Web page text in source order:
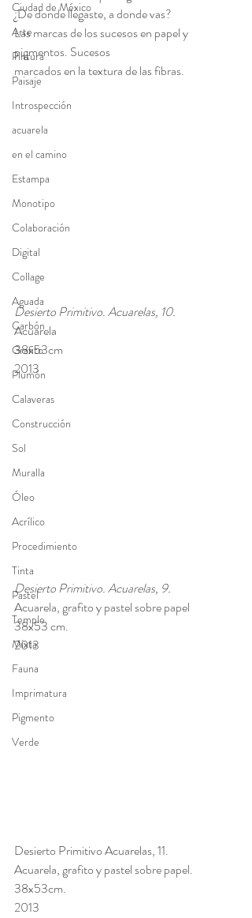
Ciudad de México
Arte
Pintura
Paisaje
Introspección
acuarela
en el camino
Estampa
Monotipo
Colaboración
Digital
Collage
Aguada
Carbón
Grafito
Plumón
Calaveras
Construcción
Sol
Muralla
Óleo
Acrílico
Procedimiento
Tinta
Pastel
Temple
Mixta
Fauna
Imprimatura
Pigmento
Verde
¿De donde llegaste, a donde vas?
Las marcas de los sucesos en papel y
pigmentos. Sucesos
marcados en la textura de las fibras.
Desierto Primitivo. Acuarelas, 10.
Acuarela
38x53cm
2013
Desierto Primitivo. Acuarelas, 9.
Acuarela, grafito y pastel sobre papel
38x53 cm.
2013
Desierto Primitivo Acuarelas, 11.
Acuarela, grafito y pastel sobre papel.
38x53cm.
2013